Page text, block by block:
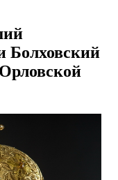
Болховский